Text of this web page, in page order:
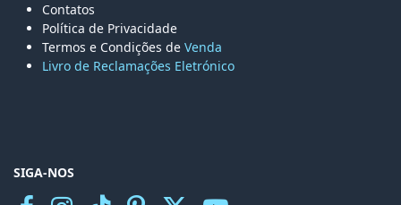
Contatos
Política de Privacidade
Termos e Condições de Venda
Livro de Reclamações Eletrónico
SIGA-NOS